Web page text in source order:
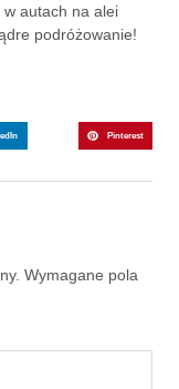
autach na alei
podróżowanie!
Pinterest
Wymagane pola